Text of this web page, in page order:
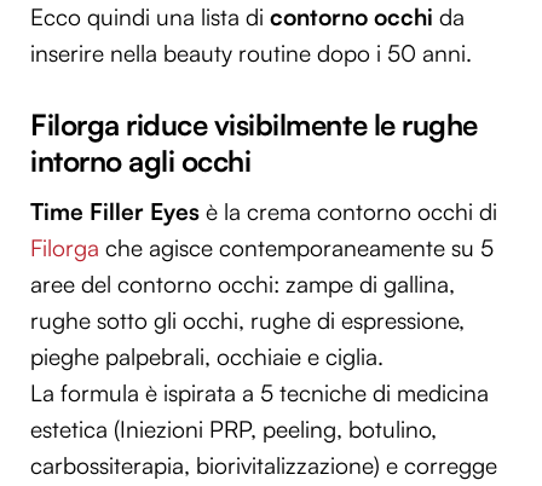
Ecco quindi una lista di contorno occhi da
inserire nella beauty routine dopo i 50 anni.
Filorga riduce visibilmente le rughe
intorno agli occhi
Time Filler Eyes è la crema contorno occhi di
Filorga che agisce contemporaneamente su 5
aree del contorno occhi: zampe di gallina,
rughe sotto gli occhi, rughe di espressione,
pieghe palpebrali, occhiaie e ciglia.
La formula è ispirata a 5 tecniche di medicina
estetica (Iniezioni PRP, peeling, botulino,
carbossiterapia, biorivitalizzazione) e corregge